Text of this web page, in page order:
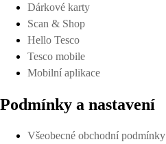
Dárkové karty
Scan & Shop
Hello Tesco
Tesco mobile
Mobilní aplikace
Podmínky a nastavení
Všeobecné obchodní podmínky